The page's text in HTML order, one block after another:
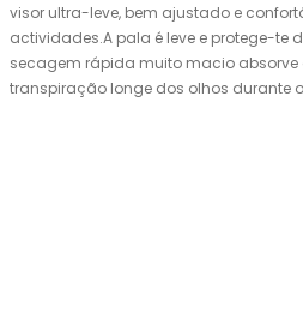
visor ultra-leve, bem ajustado e
actividades.A pala é leve e protege-te
secagem rápida muito macio absorve
transpiração longe dos olhos durante